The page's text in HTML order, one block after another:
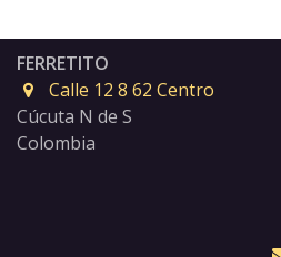
FERRETITO
Calle 12 8 62 Centro
Cúcuta N de S
Colombia